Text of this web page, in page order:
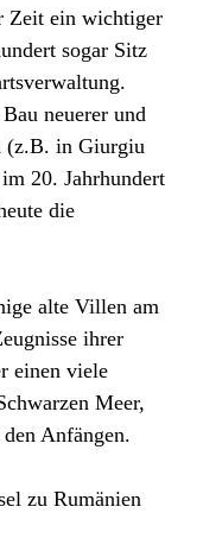
Zeit ein wichtiger
sogar Sitz
neuerer und
(z.B. in Giurgiu
20. Jahrhundert
die
alte Villen am
ihrer
einen viele
Meer,
Anfängen.
zu Rumänien